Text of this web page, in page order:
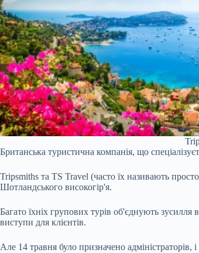
Британська туристична компанія, що
Tripsmiths та TS Travel (часто їх називають
Шотландського високогір'я.
Багато їхніх групових турів об'єднують
виступи для клієнтів.
Але 14 травня було призначено адміністраторів,